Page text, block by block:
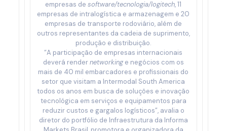
empresas desoftware/tecnologia/logitech, 11
empresas de intralogística e armazenagem e 20
empresas de transporte rodoviário, além de
outros representantes da cadeia de suprimento,
produção e distribuição.
“A participação de empresas internacionais
deverá rendernetworkinge negócios com os
mais de 40 mil embarcadores e profissionais do
setor que visitam a Intermodal South America
todos os anos em busca de soluções e inovação
tecnológica em serviços e equipamentos para
reduzir custos e gargalos logísticos”, avalia o
diretor do portfólio de Infraestrutura da Informa